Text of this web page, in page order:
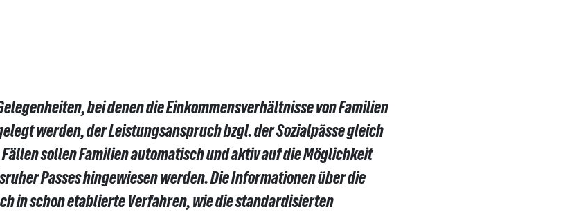
bei denen die Einkommensverhältnisse von Familien
werden, der Leistungsanspruch bzgl. der Sozialpässe gleich
sollen Familien automatisch und aktiv auf die Möglichkeit
Passes hingewiesen werden. Die Informationen über die
in schon etablierte Verfahren, wie die standardisierten